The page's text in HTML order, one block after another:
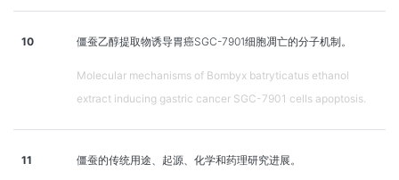
10 僵蚕乙醇提取物诱导胃癌SGC-7901细胞凋亡的分子机制。
Molecular mechanisms of Bombyx batryticatus ethanol
extract inducing gastric cancer SGC-7901 cells apoptosis.
11 僵蚕的传统用途、起源、化学和药理研究进展。